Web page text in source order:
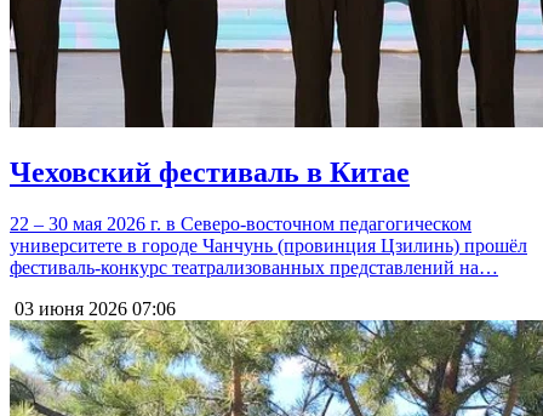
Чеховский фестиваль в Китае
22 – 30 мая 2026 г. в Северо-восточном педагогическом
университете в городе Чанчунь (провинция Цзилинь) прошёл
фестиваль-конкурс театрализованных представлений на…
03 июня 2026 07:06